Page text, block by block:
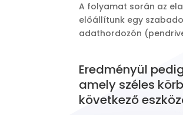
A folyamat során az
előállítunk egy
adathordozón
Eredményül
amely széles
következő